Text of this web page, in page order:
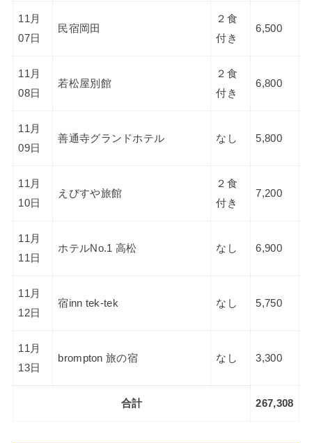
11月
07日
民宿岡田
２食
付き
6,500
11月
08日
若松屋別館
２食
付き
6,800
11月
09日
善通寺グランドホテル なし 5,800
11月
10日
えびすや旅館
２食
付き
7,200
11月
11日
ホテルNo.1 高松 なし 6,900
11月
12日
宿inn tek-tek なし 5,750
11月
13日
brompton 旅の宿 なし 3,300
合計 267,308